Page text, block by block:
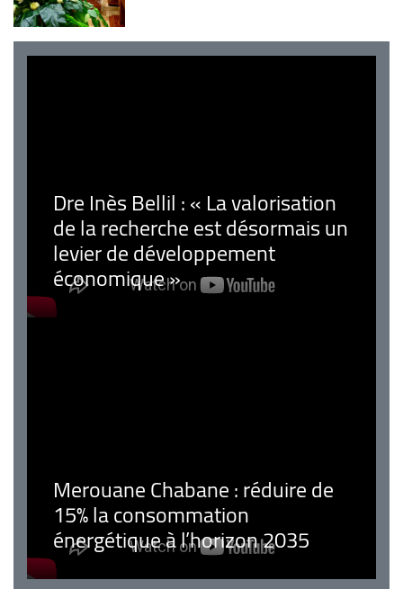
Dre Inès Bellil : « La valorisation
de la recherche est désormais un
levier de développement
économique »
Merouane Chabane : réduire de
15% la consommation
énergétique à l’horizon 2035